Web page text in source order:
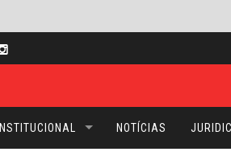
INSTITUCIONAL NOTÍCIAS